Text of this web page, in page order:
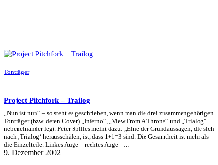
Tonträger
Project Pitchfork – Trailog
„Nun ist nun“ – so steht es geschrieben, wenn man die drei zusammengehörigen
Tonträger (bzw. deren Cover) „Inferno“, „View From A Throne“ und „Trialog“
nebeneinander legt. Peter Spilles meint dazu: „Eine der Grundaussagen, die sich
nach ‚Trialog‘ herausschälen, ist, dass 1+1=3 sind. Die Gesamtheit ist mehr als
die Einzelteile. Linkes Auge – rechtes Auge –…
9. Dezember 2002